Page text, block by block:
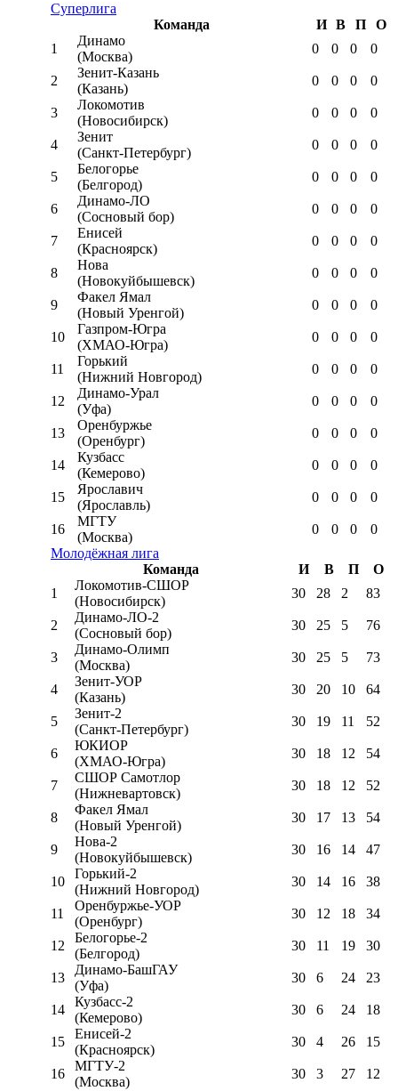
Суперлига
Команда
И В П
О
1
Динамо
(Москва)
0 0 0 0
2
Зенит-Казань
(Казань)
0 0 0 0
3
Локомотив
(Новосибирск)
0 0 0 0
4
Зенит
(Санкт-Петербург)
0 0 0 0
5
Белогорье
(Белгород)
0 0 0 0
6
Динамо-ЛО
(Сосновый бор)
0 0 0 0
7
Енисей
(Красноярск)
0 0 0 0
8
Нова
(Новокуйбышевск)
0 0 0 0
9
Факел Ямал
(Новый Уренгой)
0 0 0 0
10
Газпром-Югра
(ХМАО-Югра)
0 0 0 0
11
Горький
(Нижний Новгород)
0 0 0 0
12
Динамо-Урал
(Уфа)
0 0 0 0
13
Оренбуржье
(Оренбург)
0 0 0 0
14
Кузбасс
(Кемерово)
0 0 0 0
15
Ярославич
(Ярославль)
0 0 0 0
16
МГТУ
(Москва)
0 0 0
0
Молодёжная лига
Команда
И В П
О
1
Локомотив-CШОР
(Новосибирск)
30 28 2 83
2
Динамо-ЛО-2
(Сосновый бор)
30 25 5 76
3
Динамо-Олимп
(Москва)
30 25 5 73
4
Зенит-УОР
(Казань)
30 20 10 64
5
Зенит-2
(Санкт-Петербург)
30 19 11 52
6
ЮКИОР
(ХМАО-Югра)
30 18 12 54
7
СШОР Самотлор
(Нижневартовск)
30 18 12 52
8
Факел Ямал
(Новый Уренгой)
30 17 13 54
9
Нова-2
(Новокуйбышевск)
30 16 14 47
10
Горький-2
(Нижний Новгород)
30 14 16 38
11
Оренбуржье-УОР
(Оренбург)
30 12 18 34
12
Белогорье-2
(Белгород)
30 11 19 30
13
Динамо-БашГАУ
(Уфа)
30 6 24 23
14
Кузбасс-2
(Кемерово)
30 6 24 18
15
Енисей-2
(Красноярск)
30 4 26 15
16
МГТУ-2
(Москва)
30 3 27 12